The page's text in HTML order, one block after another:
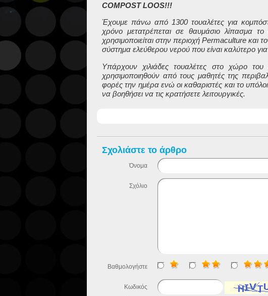
COMPOST LOOS!!!
Έχουμε πάνω από 1300 τουαλέτες για
χρόνο μετατρέπεται σε θαυμάσιο λίπασμα
χρησιμοποιείται στην περιοχή Permaculture και
σύστημα ελεύθερου νερού που είναι καλύτερο
Υπάρχουν χιλιάδες τουαλέτες στο χώρο
χρησιμοποιηθούν από τους μαθητές της
φορές την ημέρα ενώ οι καθαριστές και το
να βοηθήσει να τις κρατήσετε λειτουργικές.
Σχολιάστε το άρθρο
Όνομα
Σχόλιο
Βαθμολογήστε
Κωδικός